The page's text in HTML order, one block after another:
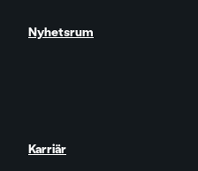
Nyhetsrum
Karriär